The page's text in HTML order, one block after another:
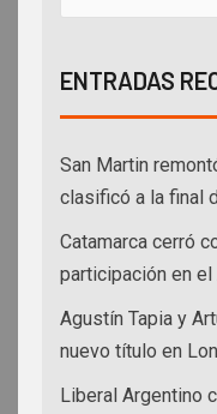
ENTRADAS
San Martin
clasificó a la final
Catamarca cerró
participación en
Agustín Tapia y
nuevo título en
Liberal Argentino